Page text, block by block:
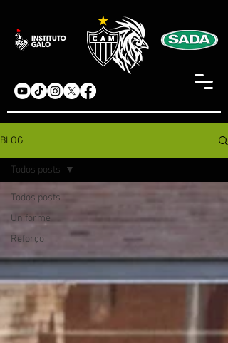
BLOG
Todos posts
Uniforme
Reforço
Todos posts